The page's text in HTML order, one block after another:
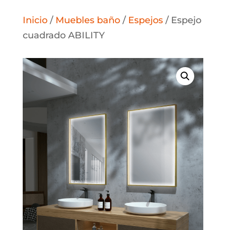
Inicio/ Muebles baño/ Espejos/ Espejo
cuadrado ABILITY